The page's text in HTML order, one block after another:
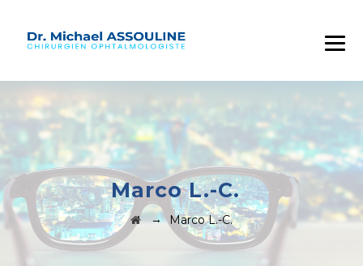
Marco L.-C.
→ Marco L.-C.